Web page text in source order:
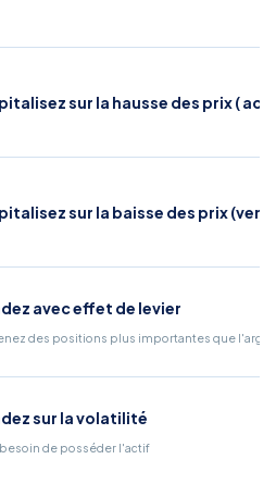
sur la hausse des prix (
sur la baisse des prix
avec effet de levier
des positions plus importantes que
sur la volatilité
besoin de posséder l'actif